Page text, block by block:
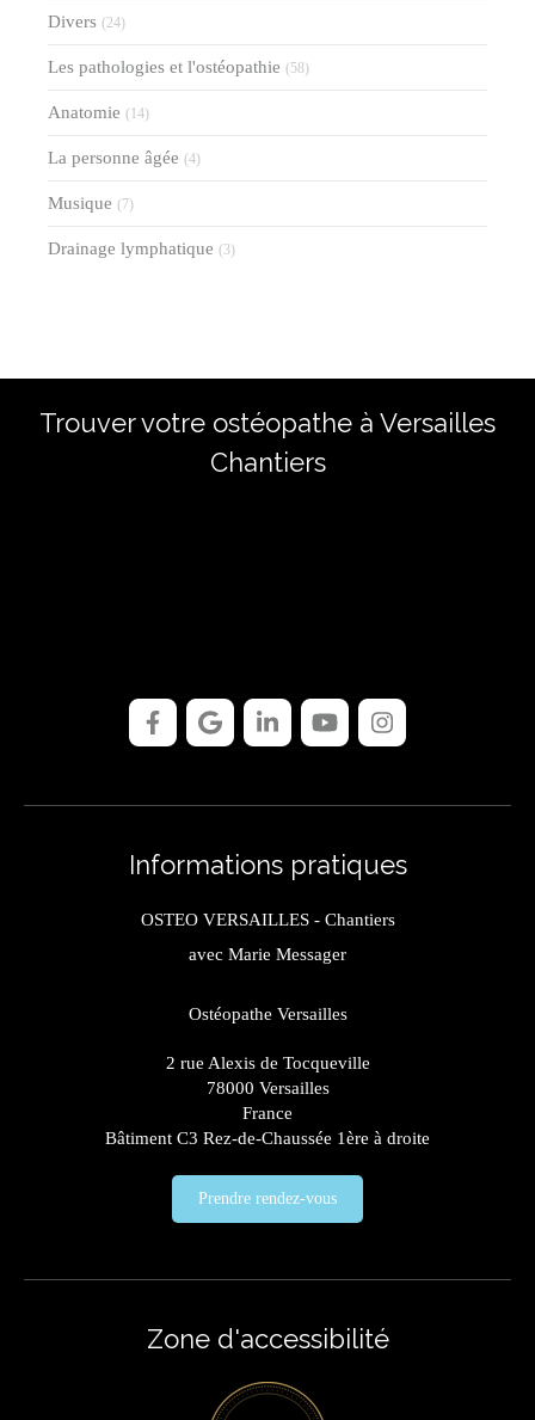
Divers (24)
Les pathologies et l'ostéopathie (58)
Anatomie (14)
La personne âgée (4)
Musique (7)
Drainage lymphatique (3)
Trouver votre ostéopathe à Versailles
Chantiers
Informations pratiques
OSTEO VERSAILLES - Chantiers
avec Marie Messager
Ostéopathe Versailles
2 rue Alexis de Tocqueville
78000 Versailles
France
Bâtiment C3 Rez-de-Chaussée 1ère à droite
Prendre rendez-vous
Zone d'accessibilité